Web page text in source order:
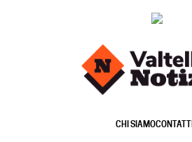
CHI SIAMOCONTATTI